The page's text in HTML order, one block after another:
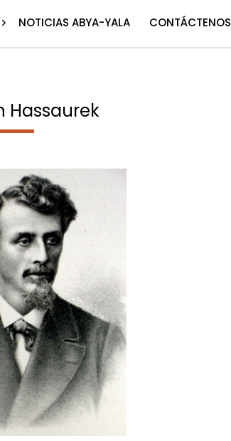
NOTICIAS ABYA-YALA CONTÁCTENOS
Hassaurek